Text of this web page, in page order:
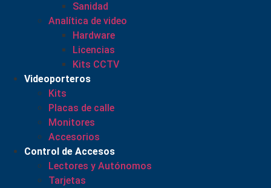
Sanidad
Analítica de video
Hardware
Licencias
Kits CCTV
Videoporteros
Kits
Placas de calle
Monitores
Accesorios
Control de Accesos
Lectores y Autónomos
Tarjetas